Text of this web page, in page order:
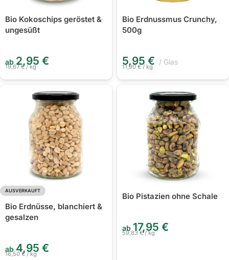
Bio Kokoschips geröstet &
ungesüßt
ab 2,95 €
19,67€/kg
Bio Erdnussmus Crunchy,
500g
5,95 € Glas
11,90€/ kg
AUSVERKAUFT
Bio Erdnüsse, blanchiert &
gesalzen
ab 4,95 €
16,50€ /kg
Bio Pistazien ohne Schale
ab 17,95 €
59,83€/kg